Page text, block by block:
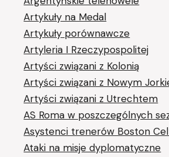
Artykuły na Medal
Artykuły porównawcze
Artyleria I Rzeczypospolitej
Artyści związani z Kolonią
Artyści związani z Nowym
Artyści związani z Utrechtem
AS Roma w poszczególnych
Asystenci trenerów Boston
Ataki na misje dyplomatyczne